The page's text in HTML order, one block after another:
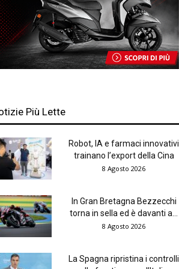
Più Lette
Robot, IA e farmaci innovativi
trainano l’export della Cina
8 Agosto 2026
In Gran Bretagna Bezzecchi
torna in sella ed è davanti a...
8 Agosto 2026
La Spagna ripristina i controlli